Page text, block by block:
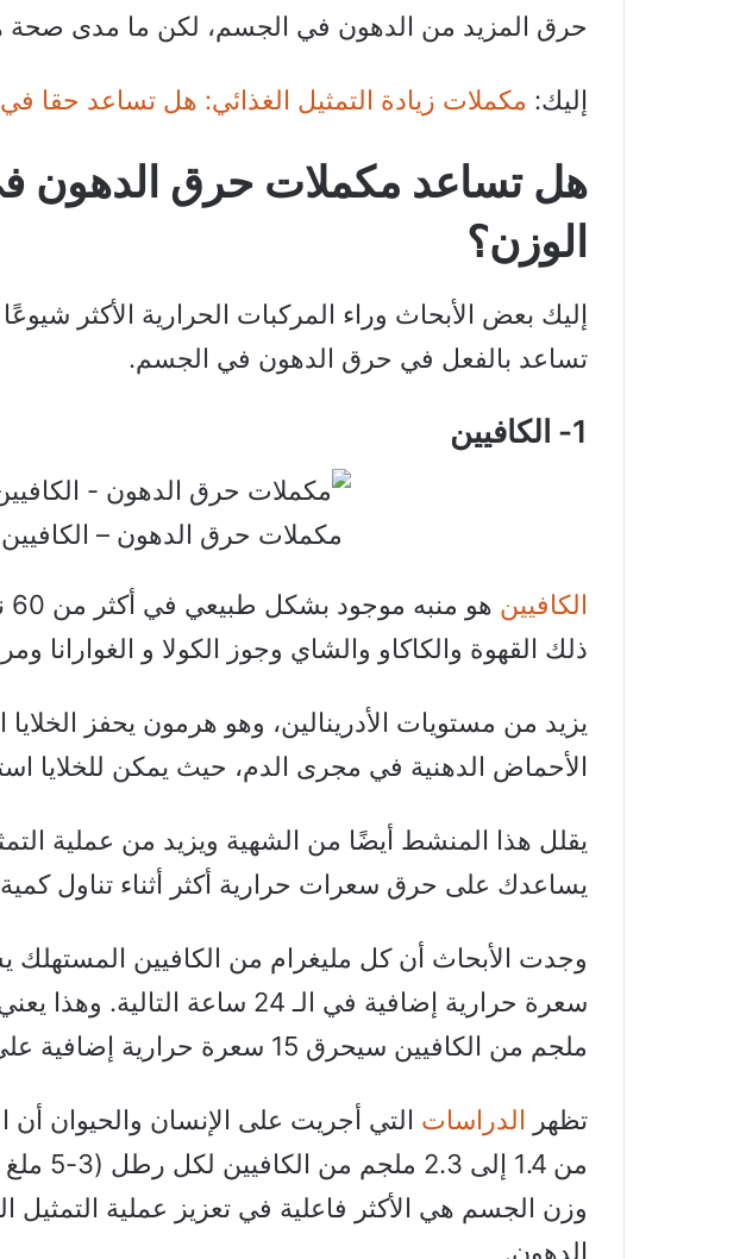
حرق المزيد من الدهون في الجسم، لكن ما مدى صحة
إليك: مكملات زيادة التمثيل الغذائي: هل تساعد حقا
هل تساعد مكملات حرق الدهون
الوزن؟
إليك بعض الأبحاث وراء المركبات الحرارية الأكثر
تساعد بالفعل في حرق الدهون في الجسم.
1- الكافيين
مكملات حرق الدهون – الكافيين
الكافيين
ذلك القهوة والكاكاو والشاي وجوز الكولا و الغوارانا
يزيد من مستويات الأدرينالين، وهو هرمون يحفز
الأحماض الدهنية في مجرى الدم، حيث يمكن للخلايا
يقلل هذا المنشط أيضًا من الشهية ويزيد من عملية
يساعدك على حرق سعرات حرارية أكثر أثناء تناول
ملجم من الكافيين سيحرق 15 سعرة حرارية إضافية على مدار اليوم.
تظهر الدراسات التي أجريت على الإنسان والحيوان أن
من 1.4
وزن الجسم هي الأكثر فاعلية في تعزيز عملية التمثيل
الدهون.